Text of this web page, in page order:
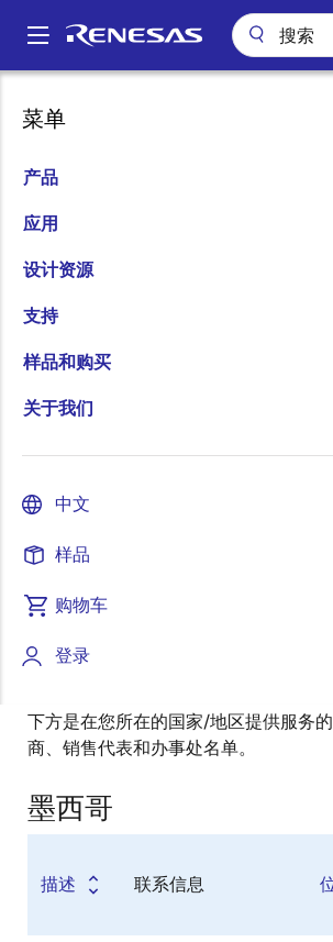
到
Main
菜单
产品
应用
设计资源
支持
样品和购买
关于我们
中文
样品
购物车
登录
面
包
屑
国家/地区
类型
经销商
增值代理商
下方是在您所在的国家/地区提供服务
商、销售代表和办事处名单。
墨西哥
描述 联系信息